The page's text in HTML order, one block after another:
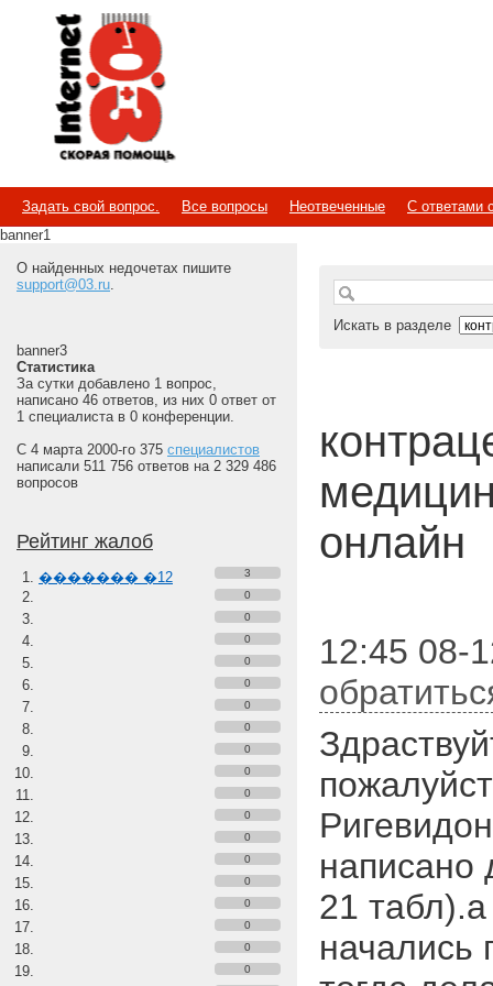
Internet
Скорая помощь
Задать свой вопрос. Все вопросы Неотвеченные
С ответами
banner1
О найденных недочетах пишите
support@03.ru.
banner3
Статистика
За сутки добавлено 1 вопрос,
написано 46 ответов, из них 0 ответ от
1 специалиста в 0 конференции.
С 4 марта 2000-го 375 специалистов
написали 511 756 ответов на 2 329 486
вопросов
Рейтинг жалоб
������� �12
3
0
0
0
0
0
0
0
0
0
0
0
0
0
0
0
0
0
0
Искать в разделе
онлайн
12:45 08-
написано
21
начались